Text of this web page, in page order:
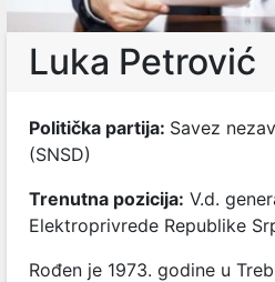
Luka Petrović
Politička partija: Savez
(SNSD)
Trenutna pozicija: V.d.
Elektroprivrede Republike
Rođen je 1973. godine u